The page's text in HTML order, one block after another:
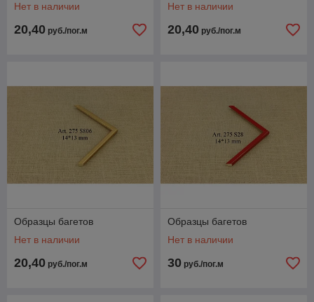
Нет в наличии
20,40 руб./пог.м
Нет в наличии
20,40 руб./пог.м
Образцы багетов
Нет в наличии
20,40 руб./пог.м
Образцы багетов
Нет в наличии
30 руб./пог.м